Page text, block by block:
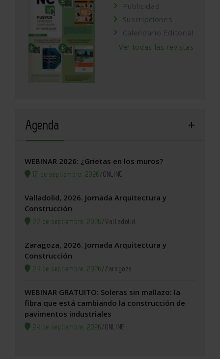
Publicidad
Suscripciones
Calendario Editorial
Ver todas las revistas
Agenda
WEBINAR 2026: ¿Grietas en los muros?
17 de septiembre, 2026/ONLINE
Valladolid, 2026. Jornada Arquitectura y
Construcción
22 de septiembre, 2026/Valladolid
Zaragoza, 2026. Jornada Arquitectura y
Construcción
24 de septiembre, 2026/Zaragoza
WEBINAR GRATUITO: Soleras sin mallazo: la
fibra que está cambiando la construcción de
pavimentos industriales
24 de septiembre, 2026/ONLINE